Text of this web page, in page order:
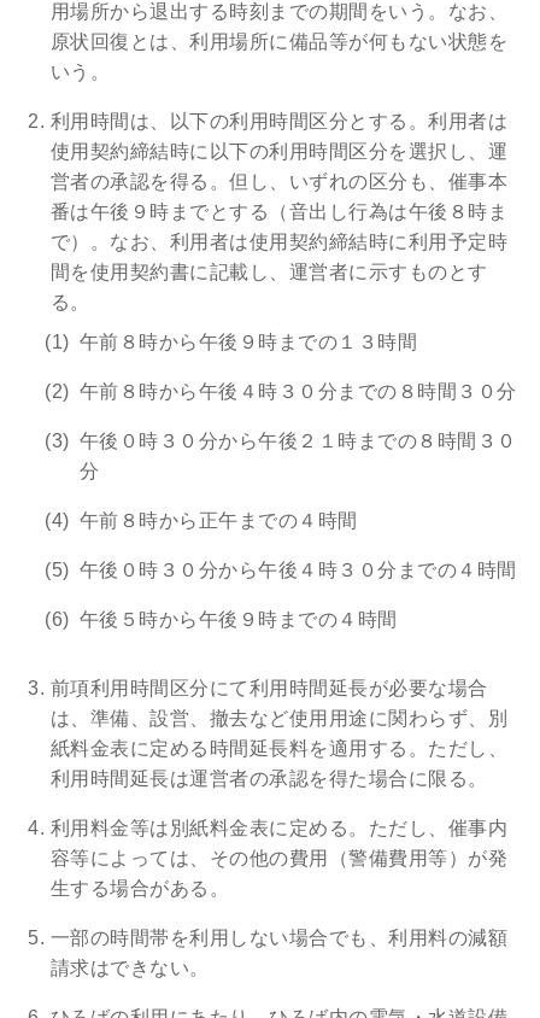
用場所から退出する時刻までの期間をいう。なお、
原状回復とは、利用場所に備品等が何もない状態を
いう。
利用時間は、以下の利用時間区分とする。利用者は
使用契約締結時に以下の利用時間区分を選択し、運
営者の承認を得る。但し、いずれの区分も、催事本
番は午後９時までとする（音出し行為は午後８時ま
で）。なお、利用者は使用契約締結時に利用予定時
間を使用契約書に記載し、運営者に示すものとす
る。
午前８時から午後９時までの１３時間
午前８時から午後４時３０分までの８時間３０分
午後０時３０分から午後２１時までの８時間３０
分
午前８時から正午までの４時間
午後０時３０分から午後４時３０分までの４時間
午後５時から午後９時までの４時間
前項利用時間区分にて利用時間延長が必要な場合
は、準備、設営、撤去など使用用途に関わらず、別
紙料金表に定める時間延長料を適用する。ただし、
利用時間延長は運営者の承認を得た場合に限る。
利用料金等は別紙料金表に定める。ただし、催事内
容等によっては、その他の費用（警備費用等）が発
生する場合がある。
一部の時間帯を利用しない場合でも、利用料の減額
請求はできない。